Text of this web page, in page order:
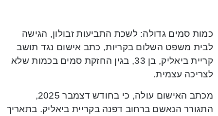
כמות סמים גדולה: לשכת התביעות זבולון, הגישה
לבית משפט השלום בקריות, כתב אישום נגד תושב
קריית ביאליק, בן 33, בגין החזקת סמים בכמות שלא
לצריכה עצמית.
מכתב האישום עולה, כי בחודש דצמבר 2025,
התגורר הנאשם ברחוב דפנה בקריית ביאליק. בתאריך